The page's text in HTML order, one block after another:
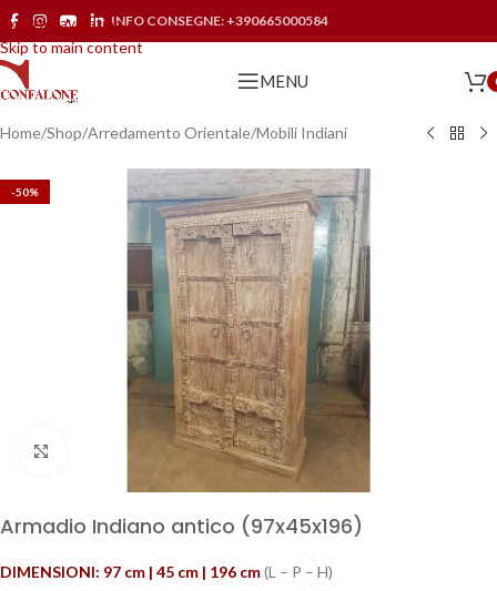
Skip to navigation
Skip to main content
INFO CONSEGNE: +390665000584
MENU
Home/Shop/Arredamento Orientale/Mobili Indiani
-50%
Armadio Indiano antico (97x45x196)
DIMENSIONI: 97 cm | 45 cm | 196 cm(L – P – H)